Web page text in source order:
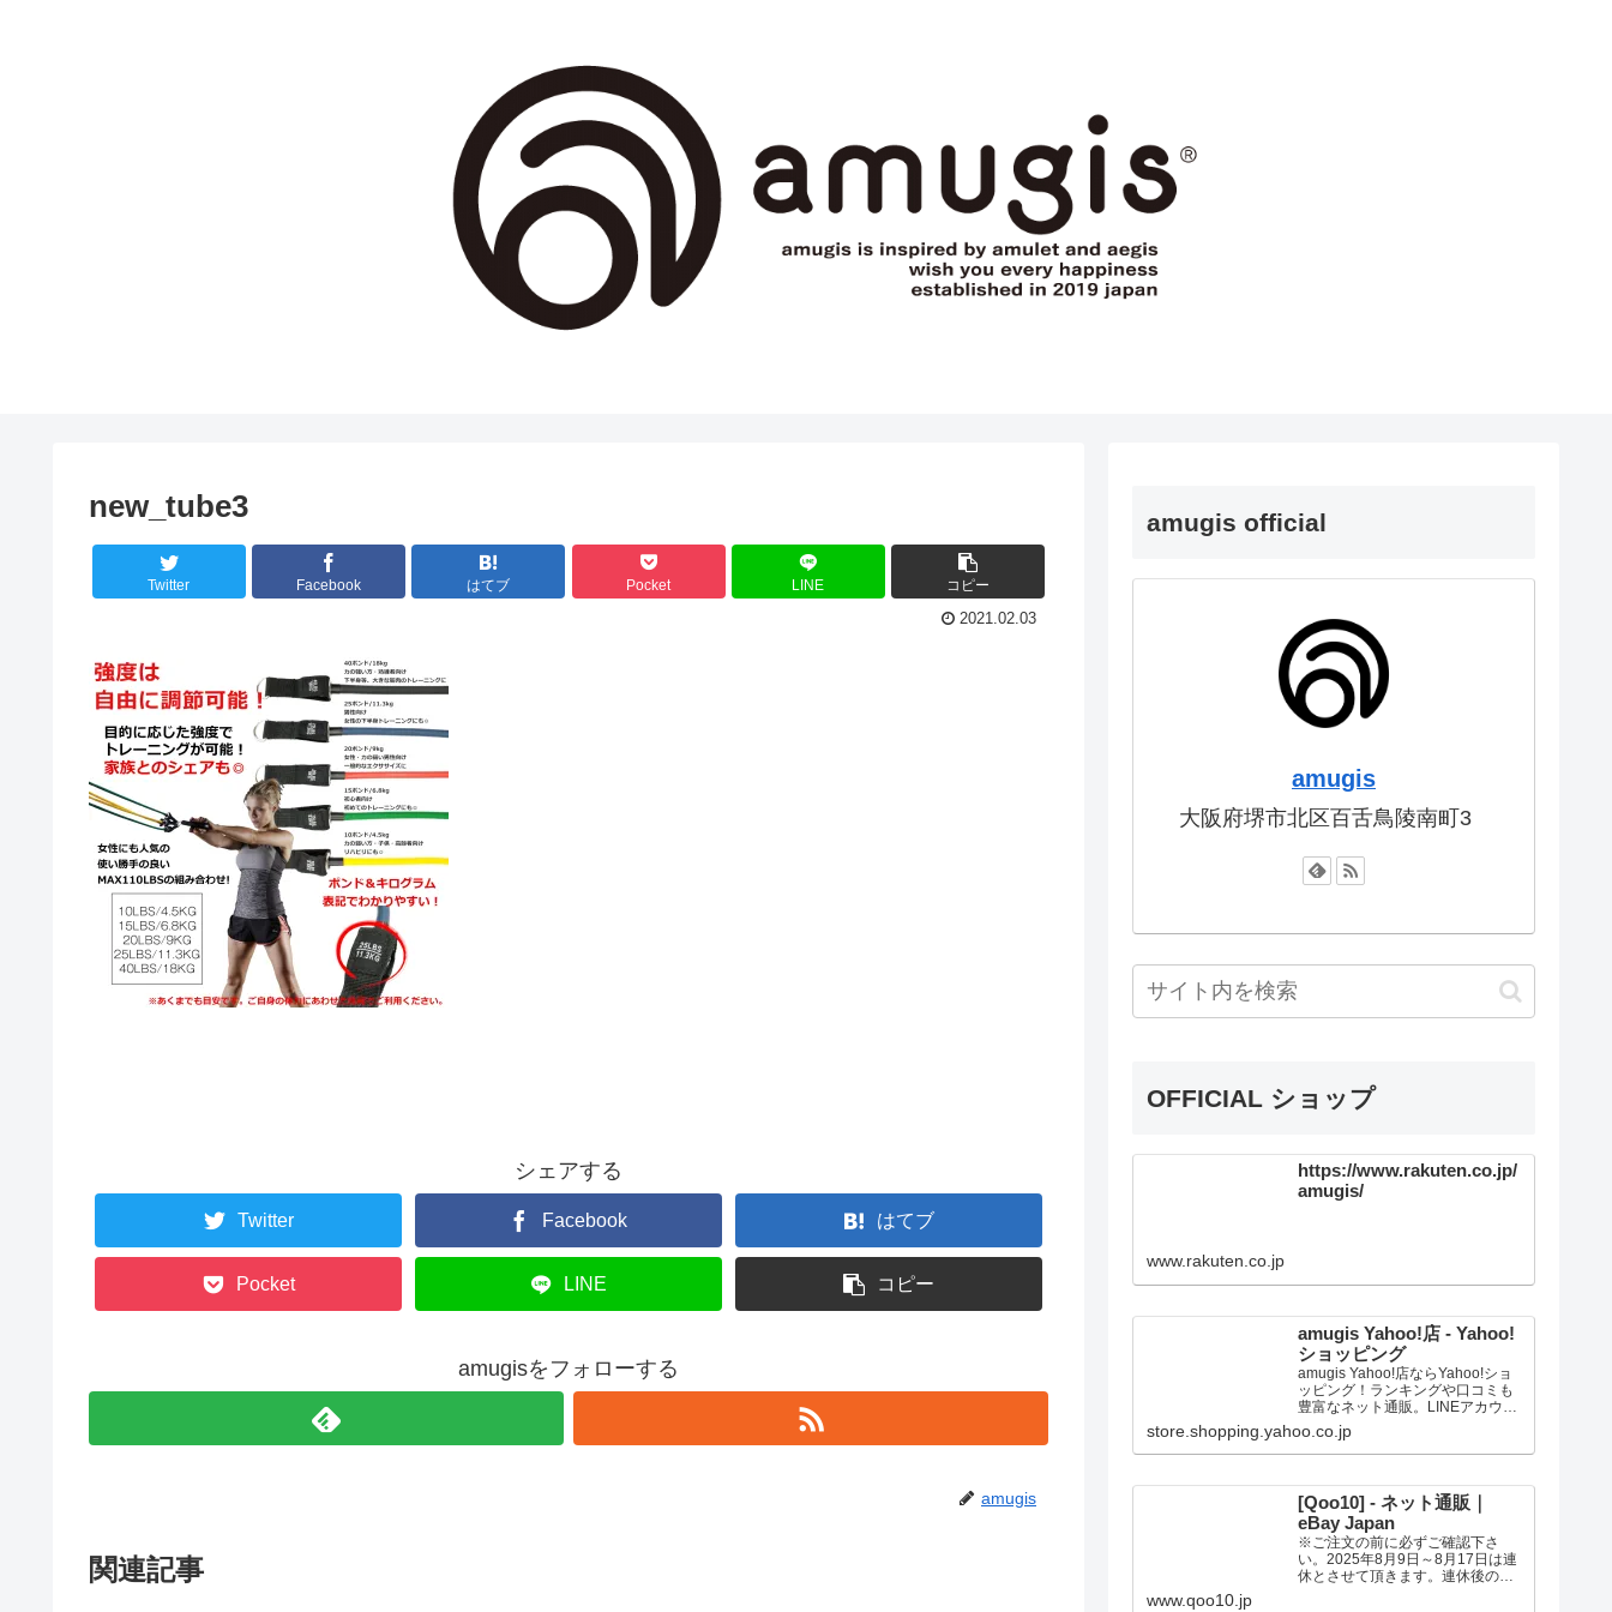
new_tube3
Twitter Facebook はてブ Pocket LINE コピー
2021.02.03
シェアする
Twitter Facebook はてブ
Pocket LINE コピー
amugisをフォローする
amugis
関連記事
amugis official
amugis
大阪府堺市北区百舌鳥陵南町3
OFFICIAL ショップ
https://www.rakuten.co.jp/
amugis/
www.rakuten.co.jp
amugis Yahoo!店 - Yahoo!
ショッピング
amugis Yahoo!店ならYahoo!ショ
ッピング！ランキングや口コミも
豊富なネット通販。LINEアカウン
ト連携でPayPayポイント毎日5%
（上限あり）Yahoo!ショッピング
スマホアプリも充実で毎日どこか
求めいただけます。
store.shopping.yahoo.co.jp
[Qoo10] - ネット通販｜
eBay Japan
※ご注文の前に必ずご確認下さ
い。2025年8月9日～8月17日は連
休とさせて頂きます。連休後の発
www.qoo10.jp